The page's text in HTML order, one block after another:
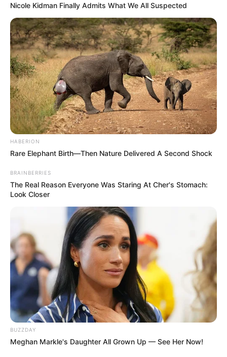
Nicole Kidman Finally Admits What We All Suspected
HABERION
Rare Elephant Birth—Then Nature Delivered A Second Shock
BRAINBERRIES
The Real Reason Everyone Was Staring At Cher's Stomach:
Look Closer
BUZZDAY
Meghan Markle's Daughter All Grown Up — See Her Now!